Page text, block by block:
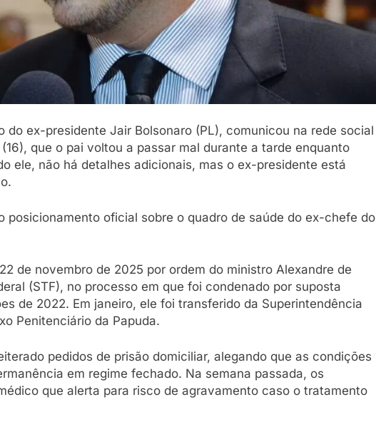
do ex-presidente Jair Bolsonaro (PL), comunicou na rede social
que o pai voltou a passar mal durante a tarde enquanto
ele, não há detalhes adicionais, mas o ex-presidente está
posicionamento oficial sobre o quadro de saúde do ex-chefe do
de novembro de 2025 por ordem do ministro Alexandre de
(STF), no processo em que foi condenado por suposta
de 2022. Em janeiro, ele foi transferido da Superintendência
Penitenciário da Papuda.
pedidos de prisão domiciliar, alegando que as condições
em regime fechado. Na semana passada, os
que alerta para risco de agravamento caso o tratamento